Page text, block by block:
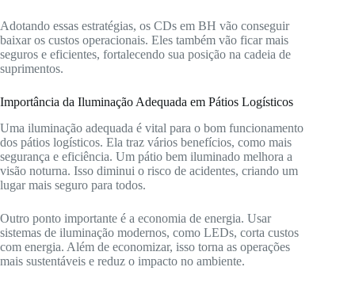
Adotando essas estratégias, os CDs em BH vão conseguir
baixar os custos operacionais. Eles também vão ficar mais
seguros e eficientes, fortalecendo sua posição na cadeia de
suprimentos.
Importância da Iluminação Adequada em Pátios Logísticos
Uma iluminação adequada é vital para o bom funcionamento
dos pátios logísticos. Ela traz vários benefícios, como mais
segurança e eficiência. Um pátio bem iluminado melhora a
visão noturna. Isso diminui o risco de acidentes, criando um
lugar mais seguro para todos.
Outro ponto importante é a economia de energia. Usar
sistemas de iluminação modernos, como LEDs, corta custos
com energia. Além de economizar, isso torna as operações
mais sustentáveis e reduz o impacto no ambiente.